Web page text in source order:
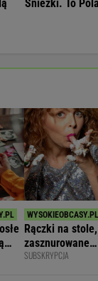
Śnieżki. To
Rączki na stole,
zasznurowane
usta. Byłam
SUBSKRYPCJA